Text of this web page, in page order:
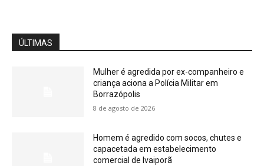
ÚLTIMAS
Mulher é agredida por ex-companheiro e
criança aciona a Polícia Militar em
Borrazópolis
8 de agosto de 2026
Homem é agredido com socos, chutes e
capacetada em estabelecimento
comercial de Ivaiporã